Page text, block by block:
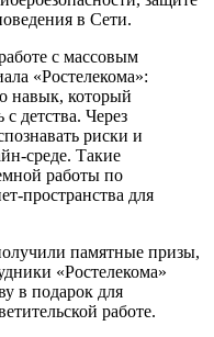
в Сети.
с массовым
«Ростелекома»:
навык, который
с детства. Через
риски и
среде. Такие
работы по
пространства для
памятные призы,
«Ростелекома»
в подарок для
работе.